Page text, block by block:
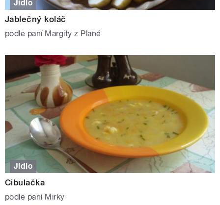
Jídlo
Jablečný koláč
podle paní Margity z Plané
Jídlo
Cibulačka
podle paní Mirky